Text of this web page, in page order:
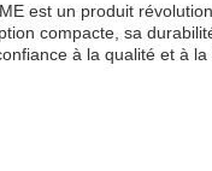
est un produit
compacte, sa
à la qualité et à